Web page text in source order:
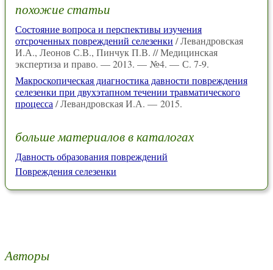
похожие статьи
Состояние вопроса и перспективы изучения
отсроченных повреждений селезенки / Левандровская
И.А., Леонов С.В., Пинчук П.В. // Медицинская
экспертиза и право. — 2013. — №4. — С. 7-9.
Макроскопическая диагностика давности повреждения
селезенки при двухэтапном течении травматического
процесса/ Левандровская И.А. — 2015.
больше материалов в каталогах
Давность образования повреждений
Повреждения селезенки
Авторы